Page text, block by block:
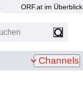
ORF.at im Überblick
Suchen
Channels